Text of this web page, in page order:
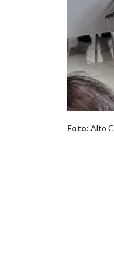
Foto: Alto